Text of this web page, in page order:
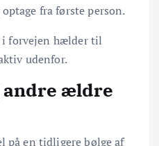
fra første person.
i forvejen hælder til
udenfor.
andre ældre
på en tidligere bølge af